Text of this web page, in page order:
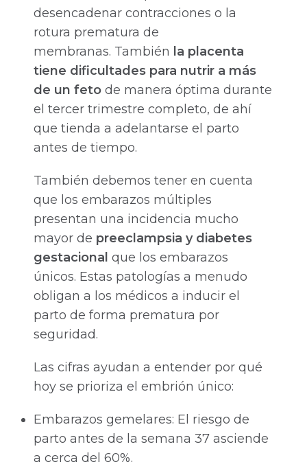
desencadenar contracciones o la
rotura prematura de
membranas. También la placenta
tiene dificultades para nutrir a más
de un feto de manera óptima durante
el tercer trimestre completo, de ahí
que tienda a adelantarse el parto
antes de tiempo.
También debemos tener en cuenta
que los embarazos múltiples
presentan una incidencia mucho
mayor de preeclampsia y diabetes
gestacional que los embarazos
únicos. Estas patologías a menudo
obligan a los médicos a inducir el
parto de forma prematura por
seguridad.
Las cifras ayudan a entender por qué
hoy se prioriza el embrión único:
Embarazos gemelares: El riesgo de
parto antes de la semana 37 asciende
a cerca del 60%.